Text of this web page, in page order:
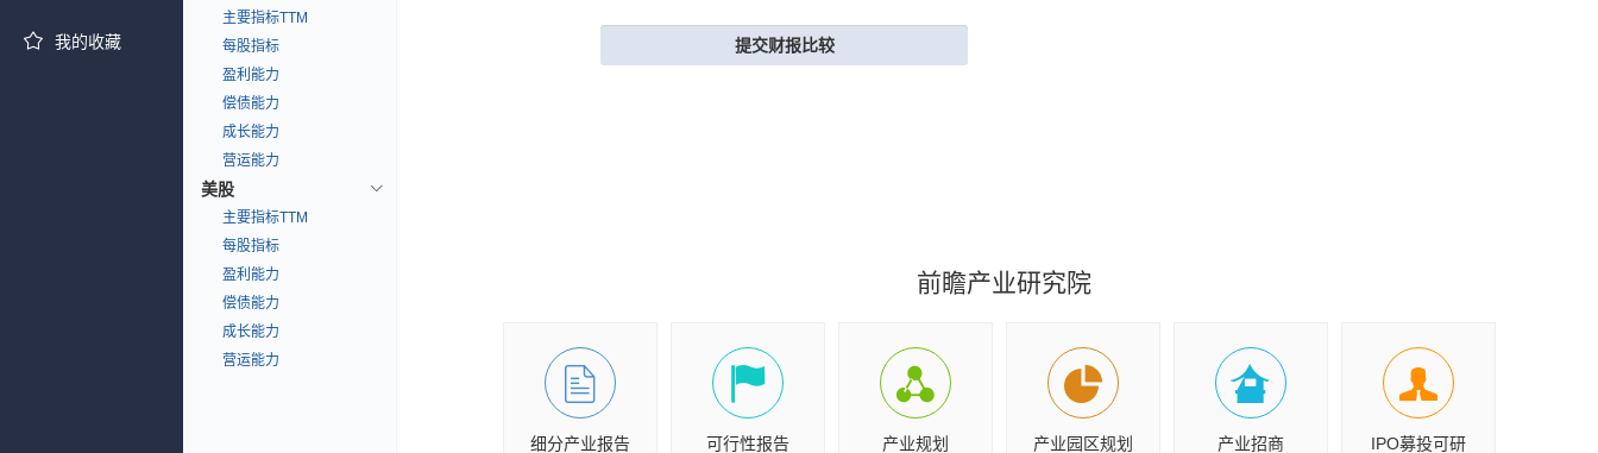
我的收藏
主要指标TTM
每股指标
盈利能力
偿债能力
成长能力
营运能力
美股
主要指标TTM
每股指标
盈利能力
偿债能力
成长能力
营运能力
前瞻产业研究院
细分产业报告 可行性报告 产业规划 产业园区规划 产业招商 IPO募投可研